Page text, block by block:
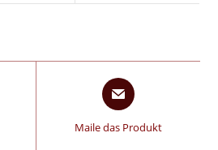
Maile das Produkt